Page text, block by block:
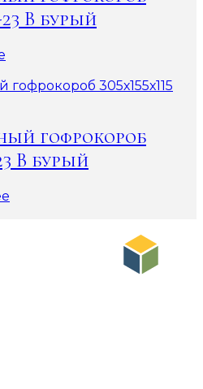
23 В бурый
гофрокороб
В бурый